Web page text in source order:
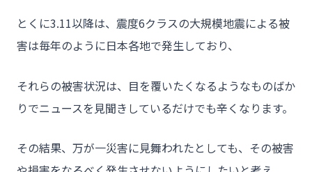
とくに3.11以降は、震度6クラスの大規模地震による被
害は毎年のように日本各地で発生しており、
それらの被害状況は、目を覆いたくなるようなものばか
りでニュースを見聞きしているだけでも辛くなります。
その結果、万が一災害に見舞われたとしても、その被害